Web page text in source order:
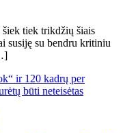
šiek tiek trikdžių šiais
susiję su bendru kritiniu